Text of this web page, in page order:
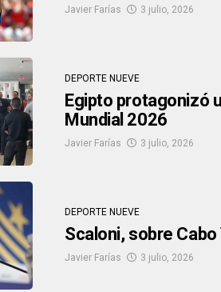
Javier Farías 3 julio, 2026
DEPORTE NUEVE
Egipto protagonizó
Mundial 2026
Javier Farías 3 julio, 2026
DEPORTE NUEVE
Scaloni, sobre Cabo
Javier Farías 3 julio, 2026